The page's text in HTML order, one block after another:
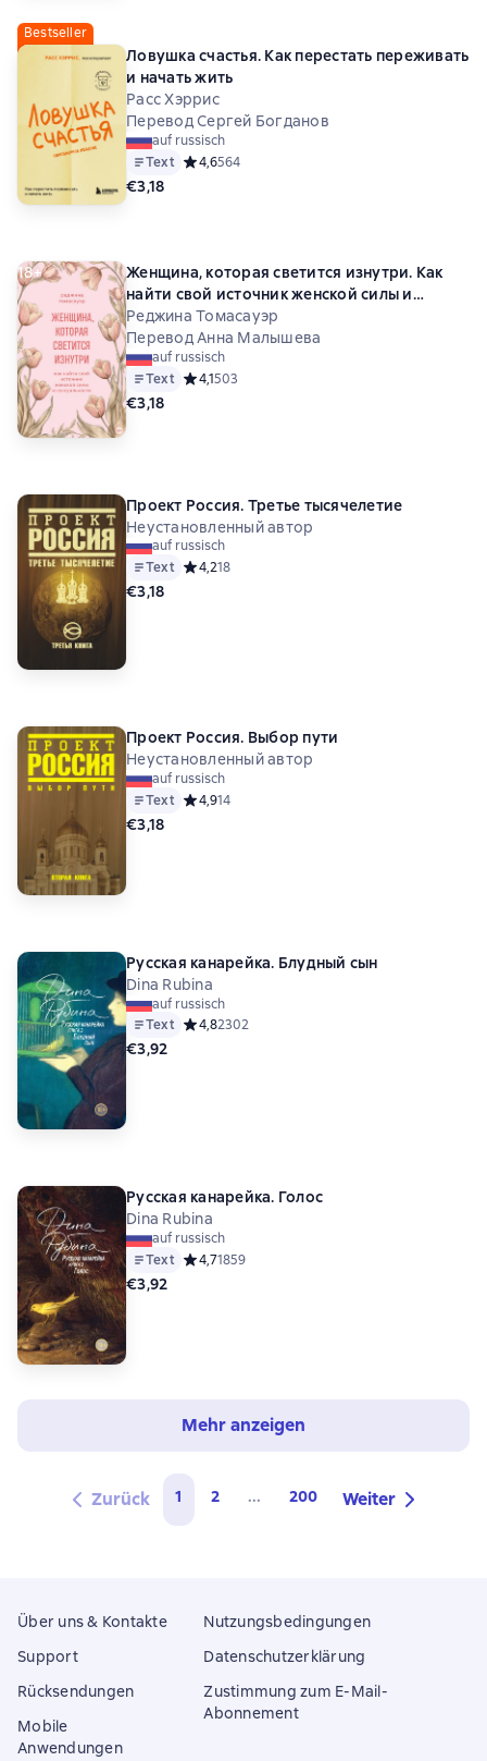
Bestseller
Ловушка счастья. Как перестать переживать
и начать жить
Расс Хэррис
Перевод Сергей Богданов
auf russisch
Text Средний рейтинг 4,6 на основе 564 оценок
4,6564
€3,18
18+
Женщина, которая светится изнутри. Как
найти свой источник женской силы и
сексуальности
Реджина Томасауэр
Перевод Анна Малышева
auf russisch
Text Средний рейтинг 4,1 на основе 503 оценок
4,1503
€3,18
Проект Россия. Третье тысячелетие
Неустановленный автор
auf russisch
Text Средний рейтинг 4,2 на основе 18 оценок
4,218
€3,18
Проект Россия. Выбор пути
Неустановленный автор
auf russisch
Text Средний рейтинг 4,9 на основе 14 оценок
4,914
€3,18
Русская канарейка. Блудный сын
Dina Rubina
auf russisch
Text Средний рейтинг 4,8 на основе 2302 оценок
4,82302
€3,92
Русская канарейка. Голос
Dina Rubina
auf russisch
Text Средний рейтинг 4,7 на основе 1859 оценок
4,71859
€3,92
Mehr anzeigen
Zurück 1 2 ... 200 Weiter
Über uns & Kontakte
Support
Rücksendungen
Mobile
Anwendungen
Nutzungsbedingungen
Datenschutzerklärung
Zustimmung zum E-Mail-
Abonnement